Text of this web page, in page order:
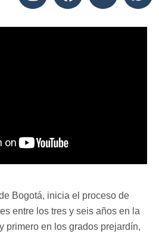
Bogotá, inicia el proceso de
entre los tres y seis años en la
primero en los grados prejardín,